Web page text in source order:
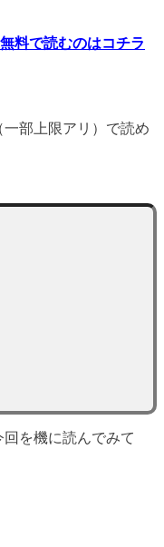
料で読むのはコチラ
部上限アリ）で読め
を機に読んでみて